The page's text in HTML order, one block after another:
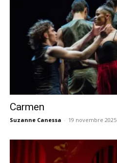
Carmen
Suzanne Canessa - 19 novembre 2025